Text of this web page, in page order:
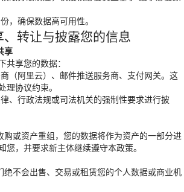
，确保数据高可用性。
转让与披露您的信息
享
共享您的数据：
（阿里云）、邮件推送服务商、支付网关。这
理协议约束。
、行政法规或司法机关的强制性要求进行披
或资产重组，您的数据将作为资产的一部分进
您，并要求新主体继续遵守本政策。
不会出售、交易或租赁您的个人数据或商业机